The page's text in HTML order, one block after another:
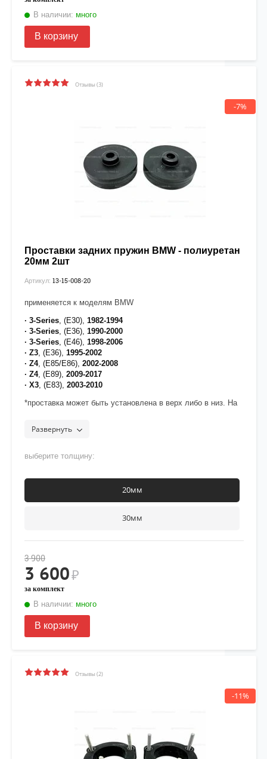
В наличии: много
В корзину
Отзывы (3)
-7%
Проставки задних пружин BMW - полиуретан
20мм 2шт
Артикул: 13-15-008-20
применяется к моделям BMW
· 3-Series , (E30), 1982-1994
· 3-Series , (E36), 1990-2000
· 3-Series , (E46), 1998-2006
· Z3 , (E36), 1995-2002
· Z4, (E85/E86), 2002-2008
· Z4, (E89), 2009-2017
· X3 , (E83), 2003-2010
*проставка может быть установлена в верх либо в низ. На
Развернуть
выберите толщину:
20мм
30мм
3 900
3 600₽
за комплект
В наличии: много
В корзину
Отзывы (2)
-11%